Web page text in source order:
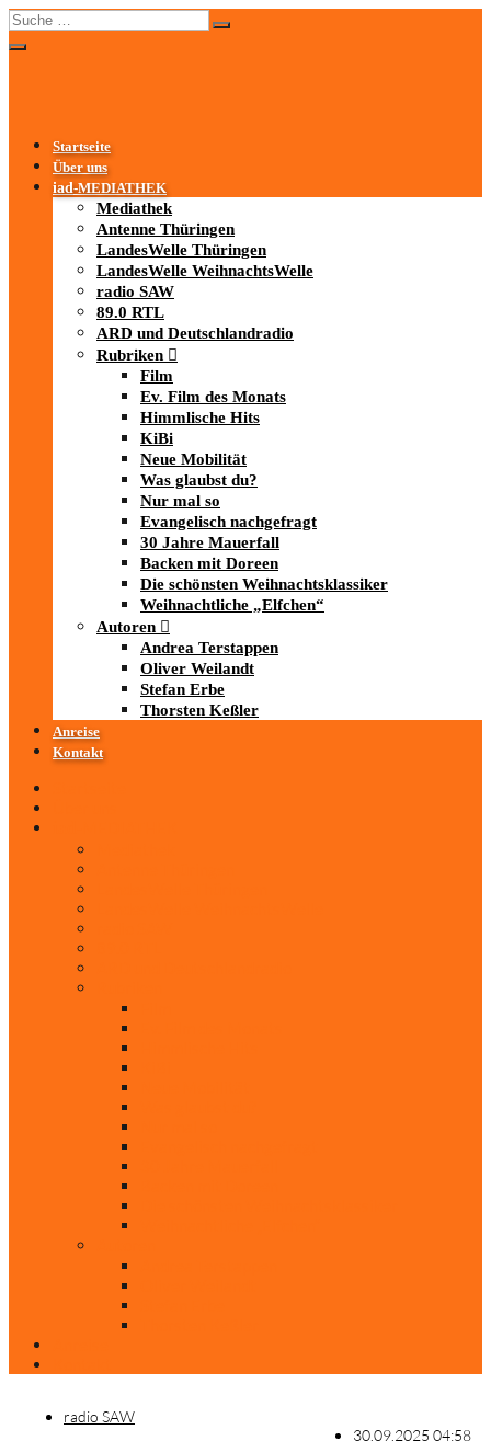
Startseite
Über uns
iad-MEDIATHEK
Mediathek
Antenne Thüringen
LandesWelle Thüringen
LandesWelle WeihnachtsWelle
radio SAW
89.0 RTL
ARD und Deutschlandradio
Rubriken
Film
Ev. Film des Monats
Himmlische Hits
KiBi
Neue Mobilität
Was glaubst du?
Nur mal so
Evangelisch nachgefragt
30 Jahre Mauerfall
Backen mit Doreen
Die schönsten Weihnachtsklassiker
Weihnachtliche „Elfchen“
Autoren
Andrea Terstappen
Oliver Weilandt
Stefan Erbe
Thorsten Keßler
Anreise
Kontakt
radio SAW
30.09.2025 04:58